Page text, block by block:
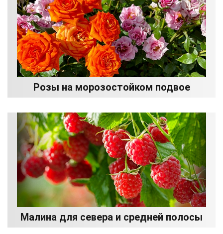
Розы на морозостойком подвое
Малина для севера и средней полосы